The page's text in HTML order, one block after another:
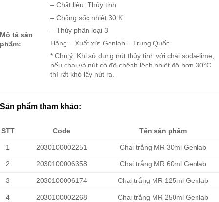
Mô tả sản
phẩm:
– Chất liệu: Thủy tinh
– Chống sốc nhiệt 30 K.
– Thủy phân loại 3.
Hãng – Xuất xứ: Genlab – Trung Quốc
* Chú ý: Khi sử dụng nút thủy tinh với chai soda-lime,
nếu chai và nút có độ chênh lệch nhiệt độ hơn 30°C
thì rất khó lấy nút ra.
Sản phẩm tham khảo:
STT Code Tên sản phẩm
1 2030100002251 Chai trắng MR 30ml Genlab
2 2030100006358 Chai trắng MR 60ml Genlab
3 2030100006174 Chai trắng MR 125ml Genlab
4 2030100002268 Chai trắng MR 250ml Genlab